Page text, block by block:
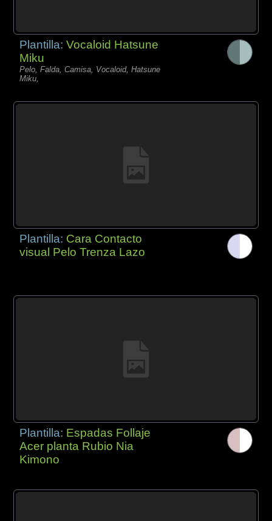
Plantilla:Vocaloid Hatsune
Miku
Pelo, Falda, Camisa, Vocaloid, Hatsune
Miku,
Plantilla: Cara Contacto
visual Pelo Trenza Lazo
Plantilla: Espadas Follaje
Acer planta Rubio Nia
Kimono